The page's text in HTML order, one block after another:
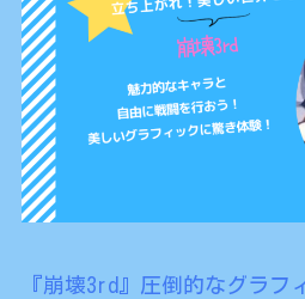
『崩壊3rd』圧倒的なグラフ